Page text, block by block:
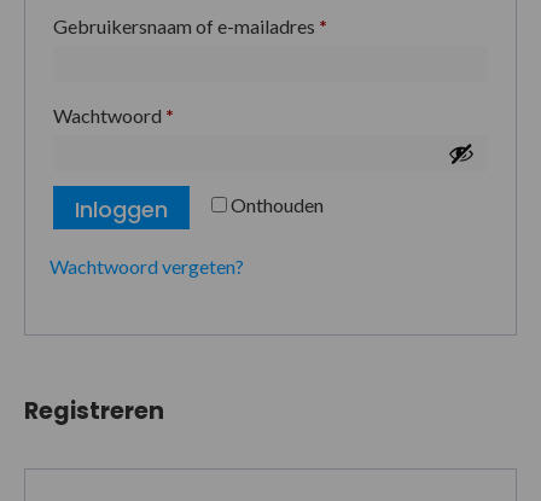
Gebruikersnaam of e-mailadres *
Wachtwoord *
Onthouden
Inloggen
Wachtwoord vergeten?
Registreren